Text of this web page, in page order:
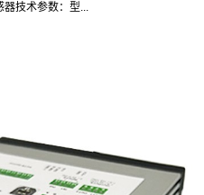
技术参数：型...